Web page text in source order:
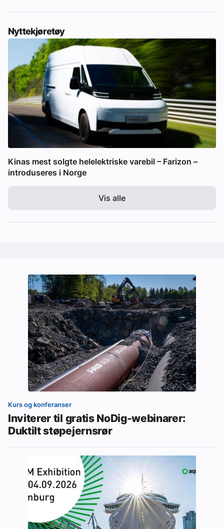
Nyttekjøretøy
Kinas mest solgte helelektriske varebil – Farizon –
introduseres i Norge
Vis alle
Kurs og konferanser
Inviterer til gratis NoDig-webinarer:
Duktilt støpejernsrør